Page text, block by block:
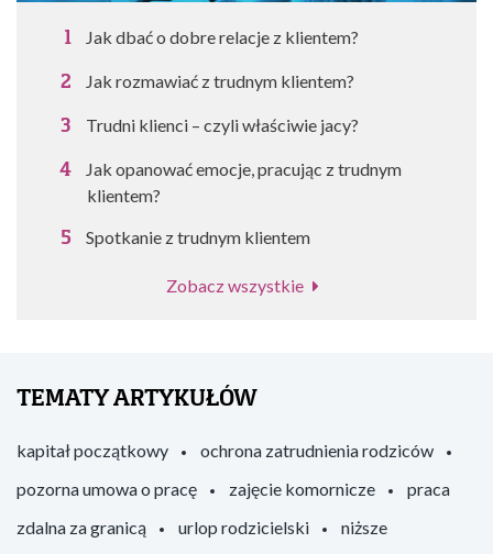
Jak dbać o dobre relacje z klientem?
Jak rozmawiać z trudnym klientem?
Trudni klienci – czyli właściwie jacy?
Jak opanować emocje, pracując z trudnym
klientem?
Spotkanie z trudnym klientem
Zobacz wszystkie
TEMATY ARTYKUŁÓW
kapitał początkowy
ochrona zatrudnienia rodziców
pozorna umowa o pracę
zajęcie komornicze
praca
zdalna za granicą
urlop rodzicielski
niższe